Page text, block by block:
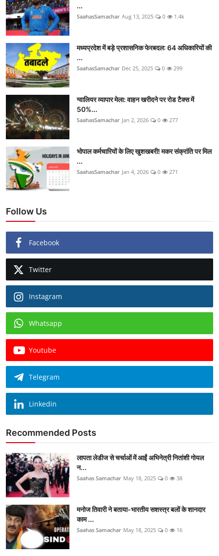
...
SaahasSamachar Aug 13, 2025 0 1.4k
मध्यप्रदेश में बड़े प्रशासनिक फेरबदल: 64 अधिकारियों की
...
SaahasSamachar Dec 25, 2025 0 299
ग्वालियर व्यापार मेला: वाहन खरीदने पर रोड टैक्स में
50%...
SaahasSamachar Jan 2, 2026 0 277
भोपाल कर्मचारियों के लिए खुशखबरी! मकर संक्रांति पर मिल
...
SaahasSamachar Jan 4, 2026 0 271
Follow Us
Facebook
Twitter
Instagram
Whatsapp
Youtube
Telegram
Linkedin
Recommended Posts
लापता लेडीज से चर्चाओं में आईं अभिनेत्री नितांशी गोयल
न...
Saahas Samachar May 18, 2025 0 38
मनोज तिवारी ने बताया-भारतीय सशस्त्र बलों के शानदार
काम ...
Saahas Samachar May 18, 2025 0 16